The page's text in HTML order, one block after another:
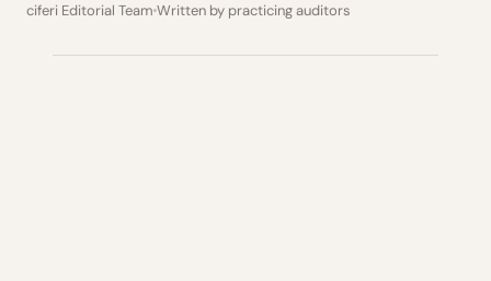
ciferi Editorial Team Written by practicing auditors